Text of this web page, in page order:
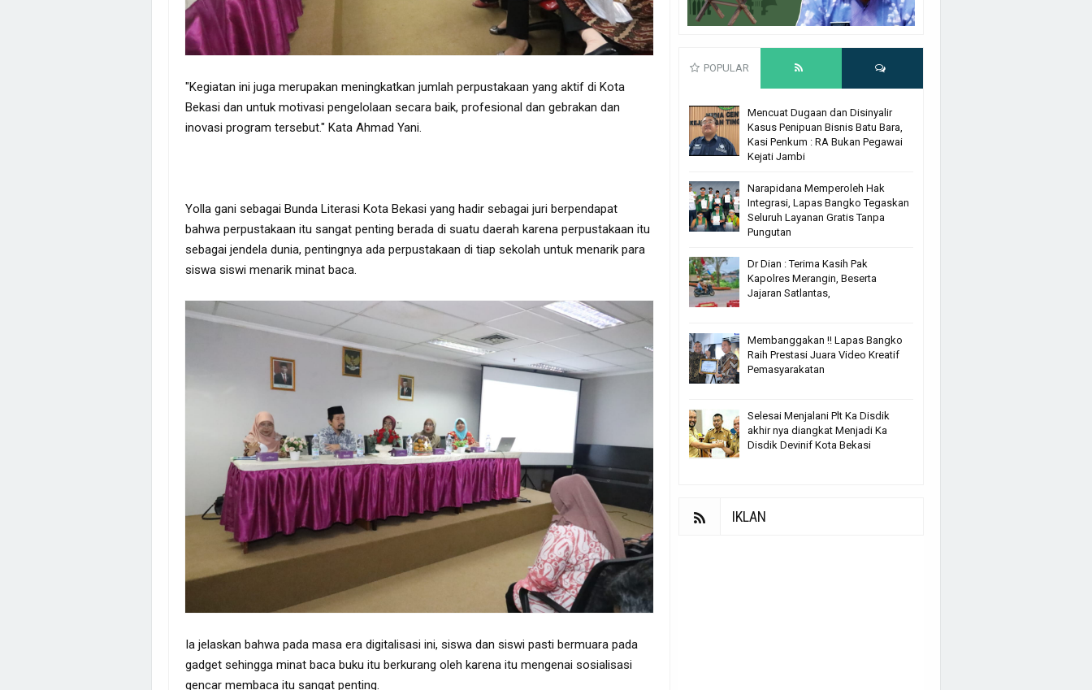
"Kegiatan ini juga merupakan meningkatkan jumlah perpustakaan yang aktif di Kota
Bekasi dan untuk motivasi pengelolaan secara baik, profesional dan gebrakan dan
inovasi program tersebut." Kata Ahmad Yani.
Yolla gani sebagai Bunda Literasi Kota Bekasi yang hadir sebagai juri berpendapat
bahwa perpustakaan itu sangat penting berada di suatu daerah karena perpustakaan itu
sebagai jendela dunia, pentingnya ada perpustakaan di tiap sekolah untuk menarik para
siswa siswi menarik minat baca.
Ia jelaskan bahwa pada masa era digitalisasi ini, siswa dan siswi pasti bermuara pada
gadget sehingga minat baca buku itu berkurang oleh karena itu mengenai sosialisasi
gencar membaca itu sangat penting.
POPULAR
Mencuat Dugaan dan Disinyalir
Kasus Penipuan Bisnis Batu Bara,
Kasi Penkum : RA Bukan Pegawai
Kejati Jambi
Narapidana Memperoleh Hak
Integrasi, Lapas Bangko Tegaskan
Seluruh Layanan Gratis Tanpa
Pungutan
Dr Dian : Terima Kasih Pak
Kapolres Merangin, Beserta
Jajaran Satlantas,
Membanggakan !! Lapas Bangko
Raih Prestasi Juara Video Kreatif
Pemasyarakatan
Selesai Menjalani Plt Ka Disdik
akhir nya diangkat Menjadi Ka
Disdik Devinif Kota Bekasi
IKLAN